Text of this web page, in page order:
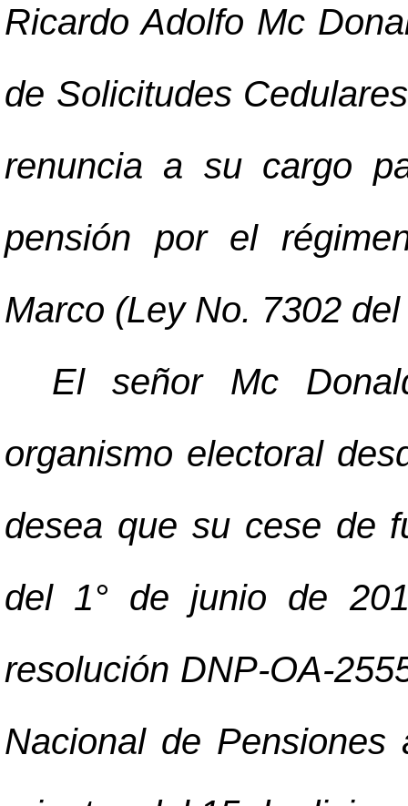
Ricardo Adolfo Mc
de Solicitudes
renuncia a su cargo
pensión por el
Marco (Ley No. 7302
El señor Mc
organismo electoral
desea que su cese de
del 1° de junio de
resolución DNP-OA-
Nacional de